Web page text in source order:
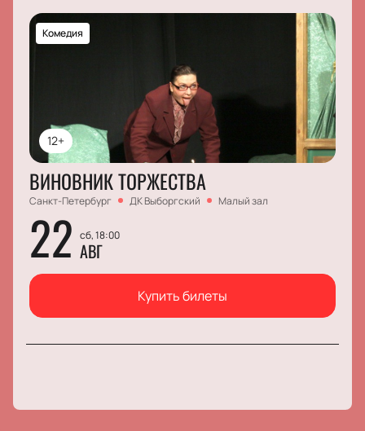
12+
Комедия
ВИНОВНИК ТОРЖЕСТВА
Санкт-Петербург ДК Выборгский Малый зал
22 сб, 18:00
АВГ
Купить билеты